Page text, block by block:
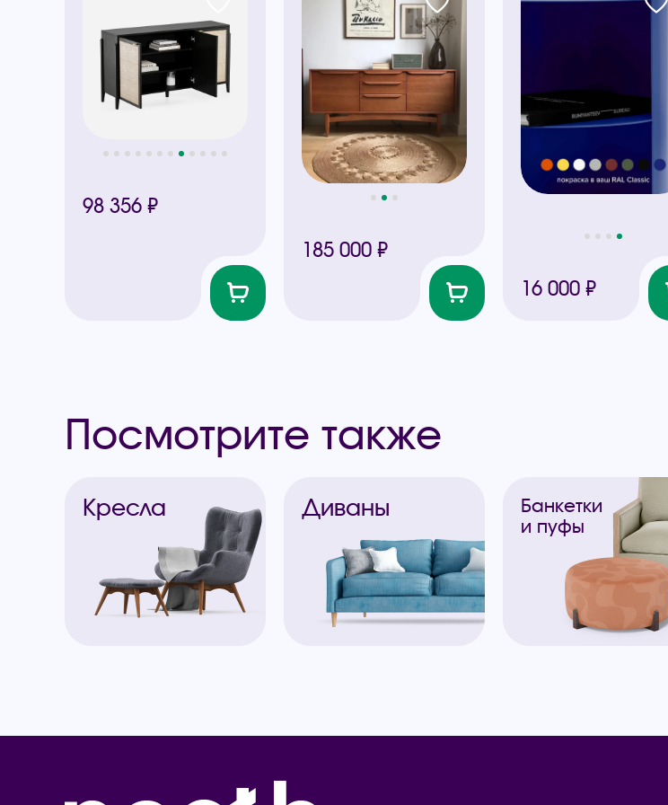
98 356 ₽
185 000 ₽
16 000 ₽
Посмотрите также
Кресла Диваны
Банкетки
и пуфы